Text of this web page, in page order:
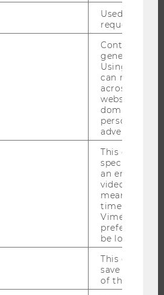
Used to
request rate.
Contains a
generated
Using this
can
across
websites
domains and
personalized
advertising.
This cookie
specific
an
video is
means that
time you
Vimeo video,
preferred
be loaded.
This cookie
save the
of the user.